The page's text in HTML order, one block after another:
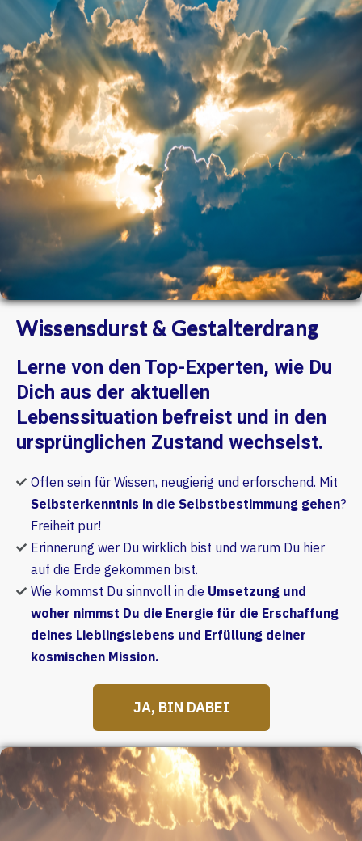
Wissensdurst & Gestalterdrang
Lerne von den Top-Experten, wie Du
Dich aus der aktuellen
Lebenssituation befreist und in den
ursprünglichen Zustand wechselst.
Offen sein für Wissen, neugierig und erforschend. Mit
Selbsterkenntnis in die Selbstbestimmung gehen?
Freiheit pur!
Erinnerung wer Du wirklich bist und warum Du hier
auf die Erde gekommen bist.
Wie kommst Du sinnvoll in die Umsetzung und
woher nimmst Du die Energie für die Erschaffung
deines Lieblingslebens und Erfüllung deiner
kosmischen Mission.
JA, BIN DABEI